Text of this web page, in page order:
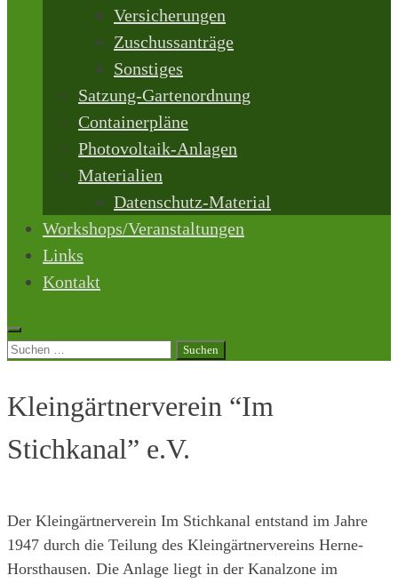
Versicherungen
Zuschussanträge
Sonstiges
Satzung-Gartenordnung
Containerpläne
Photovoltaik-Anlagen
Materialien
Datenschutz-Material
Workshops/Veranstaltungen
Links
Kontakt
Suchen
Kleingärtnerverein “Im
Stichkanal” e.V.
Der Kleingärtnerverein Im Stichkanal entstand im Jahre
1947 durch die Teilung des Kleingärtnervereins Herne-
Horsthausen. Die Anlage liegt in der Kanalzone im